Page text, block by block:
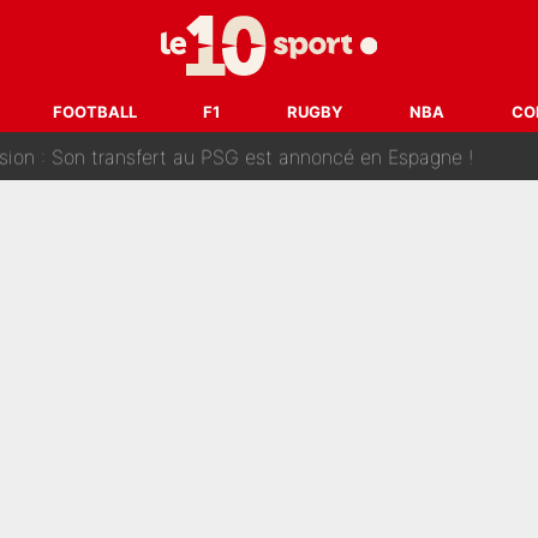
FOOTBALL F1 RUGBY NBA
McCourt, démission de Roberto De Zerbi : Medhi Benatia se lâche sur
est attaqué après son dérapage sur CNews : «Et lui, il prend
: Son transfert au PSG est annoncé en Espagne !